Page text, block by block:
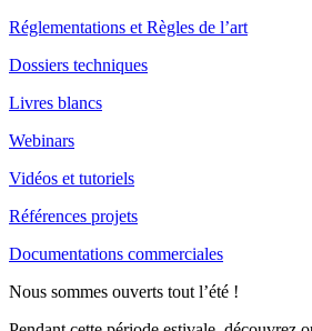
Réglementations et Règles de l’art
Dossiers techniques
Livres blancs
Webinars
Vidéos et tutoriels
Références projets
Documentations commerciales
Nous sommes ouverts tout l’été !